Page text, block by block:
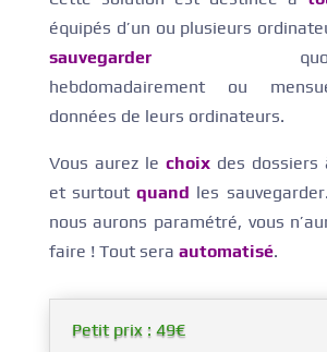
équipés d’un ou plusieurs
sauvegarder
hebdomadairement ou
données de leurs ordinateurs.
Vous aurez le choix des dossiers
et surtoutquand les
nous aurons paramétré, vous
faire ! Tout sera automatisé.
Petit prix : 49€